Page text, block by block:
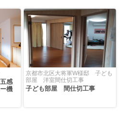
感
機
京都市北区大将軍W様邸 子ども
部屋 洋室間仕切工事
子ども部屋 間仕切工事